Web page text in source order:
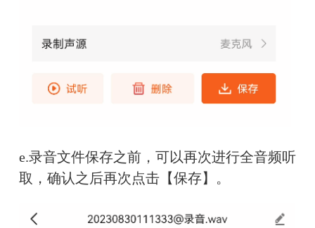
e.录音文件保存之前，可以再次进行全音频听
取，确认之后再次点击【保存】。